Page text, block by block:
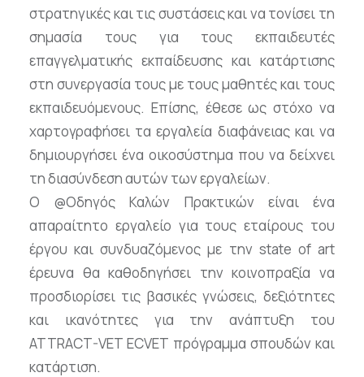
στρατηγικές και τις συστάσεις και να τονίσει τη
σημασία τους για τους εκπαιδευτές
επαγγελματικής εκπαίδευσης και κατάρτισης
στη συνεργασία τους με τους μαθητές και τους
εκπαιδευόμενους. Επίσης, έθεσε ως στόχο να
χαρτογραφήσει τα εργαλεία διαφάνειας και να
δημιουργήσει ένα οικοσύστημα που να δείχνει
τη διασύνδεση αυτών των εργαλείων.
Ο @Οδηγός Καλών Πρακτικών είναι ένα
απαραίτητο εργαλείο για τους εταίρους του
έργου και συνδυαζόμενος με την state of art
έρευνα θα καθοδηγήσει την κοινοπραξία να
προσδιορίσει τις βασικές γνώσεις, δεξιότητες
και ικανότητες για την ανάπτυξη του
ATTRACT-VET ECVET πρόγραμμα σπουδών και
κατάρτιση.